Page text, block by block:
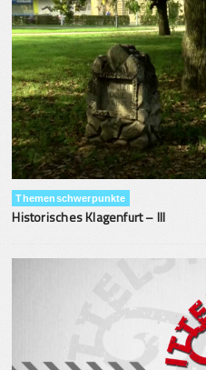
Themenschwerpunkte
Historisches Klagenfurt – III